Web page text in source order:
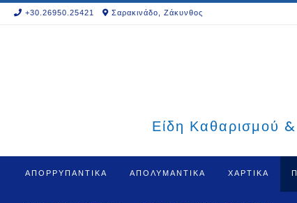
+30.26950.25421 Σαρακινάδο, Ζάκυνθος
Είδη Καθαρισμού
ΑΠΟΡΡΥΠΑΝΤΙΚΑ ΑΠΟΛΥΜΑΝΤΙΚΑ ΧΑΡΤΙΚΑ